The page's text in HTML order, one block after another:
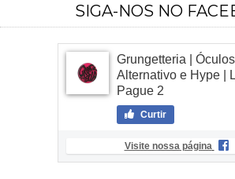
SIGA-NOS NO
Grungetteria | Óculos
Alternativo e Hype |
Pague 2
Curtir
Visite nossa página